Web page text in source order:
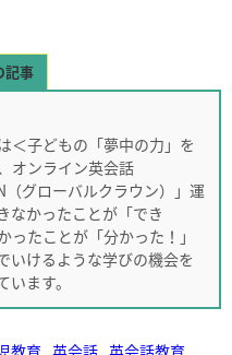
記事
＜子どもの「夢中の力」を
オンライン英会話
（グローバルクラウン）」運
なかったことが「でき
ったことが「分かった！」
いけるような学びの機会を
ます。
教育 英会話 英会話教育